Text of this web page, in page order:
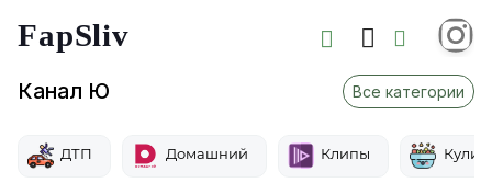
FapSliv
Канал Ю Все категории
ДТП Домашний Клипы